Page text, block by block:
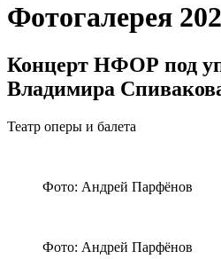
Фотогалерея
Концерт НФОР под
Владимира
Театр оперы и балета
Фото: Андрей Парфёнов
Фото: Андрей Парфёнов